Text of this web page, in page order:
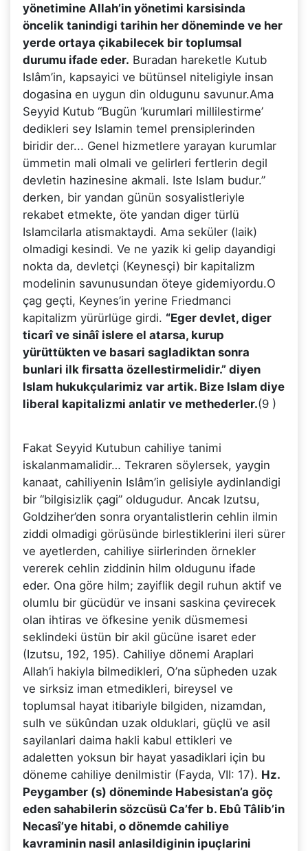
yönetimine Allah’in yönetimi karsisinda
öncelik tanindigi tarihin her döneminde ve her
yerde ortaya çikabilecek bir toplumsal
durumu ifade eder. Buradan hareketle Kutub
Islâm’in, kapsayici ve bütünsel niteligiyle insan
dogasina en uygun din oldugunu savunur.Ama
Seyyid Kutub “Bugün ‘kurumlari millilestirme’
dedikleri sey Islamin temel prensiplerinden
biridir der... Genel hizmetlere yarayan kurumlar
ümmetin mali olmali ve gelirleri fertlerin degil
devletin hazinesine akmali. Iste Islam budur.”
derken, bir yandan günün sosyalistleriyle
rekabet etmekte, öte yandan diger türlü
Islamcilarla atismaktaydi. Ama seküler (laik)
olmadigi kesindi. Ve ne yazik ki gelip dayandigi
nokta da, devletçi (Keynesçi) bir kapitalizm
modelinin savunusundan öteye gidemiyordu.O
çag geçti, Keynes’in yerine Friedmanci
kapitalizm yürürlüge girdi. “Eger devlet, diger
ticarî ve sinâî islere el atarsa, kurup
yürüttükten ve basari sagladiktan sonra
bunlari ilk firsatta özellestirmelidir.” diyen
Islam hukukçularimiz var artik. Bize Islam diye
liberal kapitalizmi anlatir ve methederler.(9 )
Fakat Seyyid Kutubun cahiliye tanimi
iskalanmamalidir… Tekraren söylersek, yaygin
kanaat, cahiliyenin Islâm’in gelisiyle aydinlandigi
bir “bilgisizlik çagi” oldugudur. Ancak Izutsu,
Goldziher’den sonra oryantalistlerin cehlin ilmin
ziddi olmadigi görüsünde birlestiklerini ileri sürer
ve ayetlerden, cahiliye siirlerinden örnekler
vererek cehlin ziddinin hilm oldugunu ifade
eder. Ona göre hilm; zayiflik degil ruhun aktif ve
olumlu bir gücüdür ve insani saskina çevirecek
olan ihtiras ve öfkesine yenik düsmemesi
seklindeki üstün bir akil gücüne isaret eder
(Izutsu, 192, 195). Cahiliye dönemi Araplari
Allah’i hakiyla bilmedikleri, O’na süpheden uzak
ve sirksiz iman etmedikleri, bireysel ve
toplumsal hayat itibariyle bilgiden, nizamdan,
sulh ve sükûndan uzak olduklari, güçlü ve asil
sayilanlari daima hakli kabul ettikleri ve
adaletten yoksun bir hayat yasadiklari için bu
döneme cahiliye denilmistir (Fayda, VII: 17). Hz.
Peygamber (s) döneminde Habesistan’a göç
eden sahabilerin sözcüsü Ca’fer b. Ebû Tâlib’in
Necasî’ye hitabi, o dönemde cahiliye
kavraminin nasil anlasildiginin ipuçlarini